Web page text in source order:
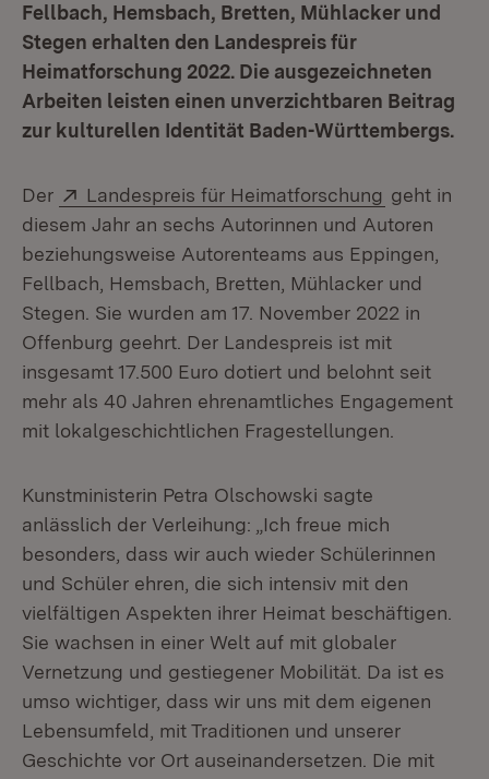
Fellbach, Hemsbach, Bretten, Mühlacker und
Stegen erhalten den Landespreis für
Heimatforschung 2022. Die ausgezeichneten
Arbeiten leisten einen unverzichtbaren Beitrag
zur kulturellen Identität Baden-Württembergs.
Der Extern:
Landespreis für Heimatforschung (Öffnet in
geht in
diesem Jahr an sechs Autorinnen und Autoren
beziehungsweise Autorenteams aus Eppingen,
Fellbach, Hemsbach, Bretten, Mühlacker und
Stegen. Sie wurden am 17. November 2022 in
Offenburg geehrt. Der Landespreis ist mit
insgesamt 17.500 Euro dotiert und belohnt seit
mehr als 40 Jahren ehrenamtliches Engagement
mit lokalgeschichtlichen Fragestellungen.
Kunstministerin Petra Olschowski sagte
anlässlich der Verleihung: „Ich freue mich
besonders, dass wir auch wieder Schülerinnen
und Schüler ehren, die sich intensiv mit den
vielfältigen Aspekten ihrer Heimat beschäftigen.
Sie wachsen in einer Welt auf mit globaler
Vernetzung und gestiegener Mobilität. Da ist es
umso wichtiger, dass wir uns mit dem eigenen
Lebensumfeld, mit Traditionen und unserer
Geschichte vor Ort auseinandersetzen. Die mit